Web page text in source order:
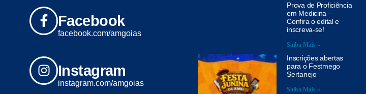
Facebook
facebook.com/amgoias
Instagram
instagram.com/amgoias
Prova de Proficiência
em Medicina –
Confira o edital e
inscreva-se!
Saiba Mais »
Inscrições abertas
para o Festmego
Sertanejo
Saiba Mais »